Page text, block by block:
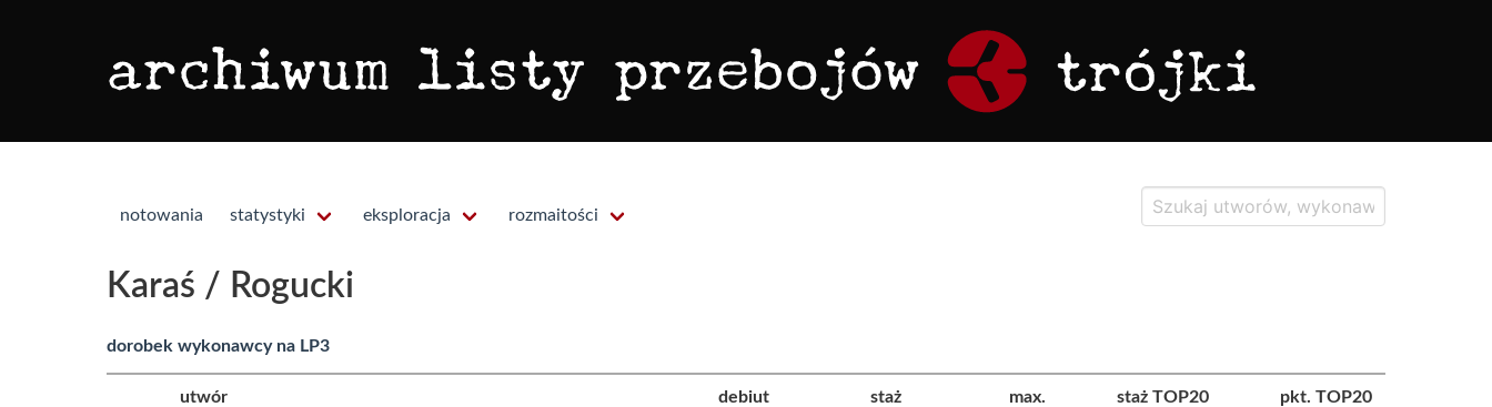
notowania statystyki eksploracja rozmaitości
Karaś / Rogucki
dorobek wykonawcy na LP3
utwór debiut staż max. staż TOP20 pkt. TOP20